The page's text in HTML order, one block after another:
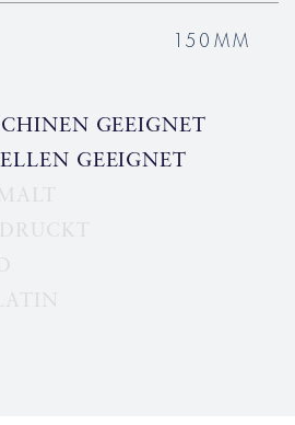
150MM
GEEIGNET
GEEIGNET